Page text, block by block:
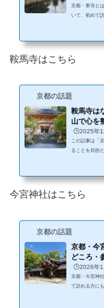
京都・東寺と
いて、初めて
鞍馬寺はこちら
京都の話題
鞍馬寺は
山で心を
🕒️2025年
この記事は「
ることを目的
る心身のリフ
今宮神社はこちら
京都の話題
京都・今
どころ・
🕒️2026年1
京都・今宮神
て訪れる方に